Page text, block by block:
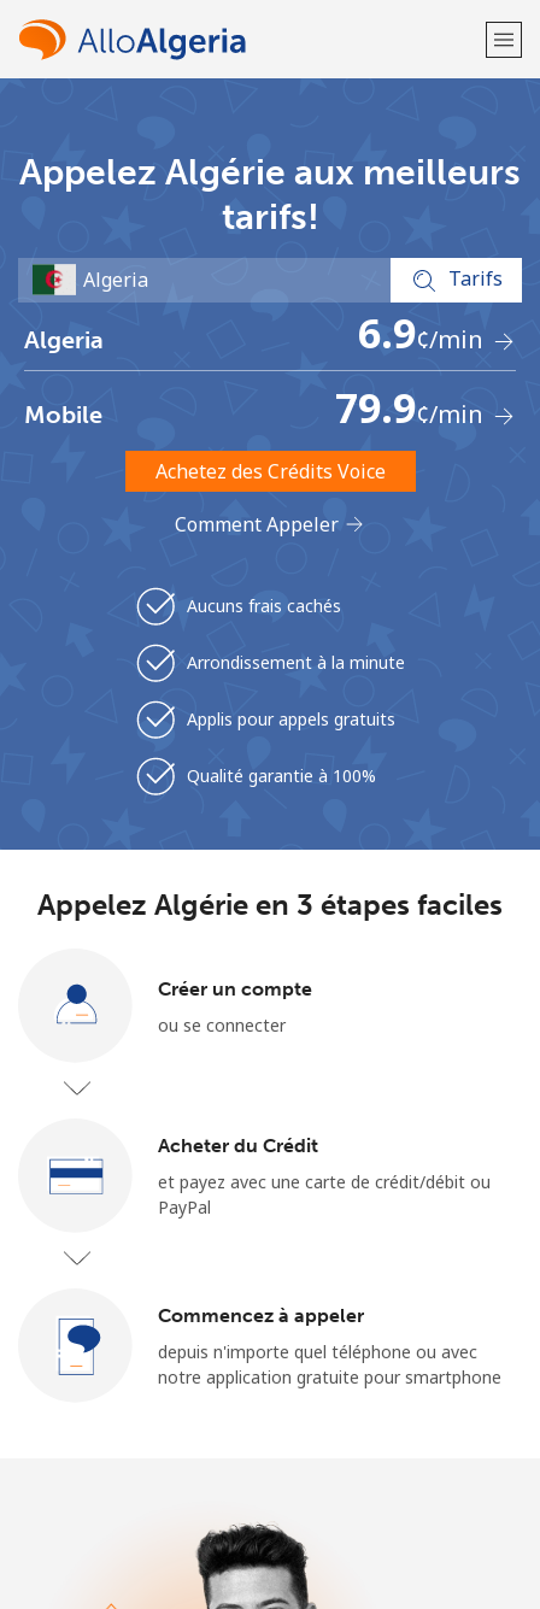
Vous avez déjà un compte? Connectez-vous →
S'enregistrer avec
Aucun mot de passe créé
8 caractères minimum
Une lettre majuscule et une lettre minuscule
Un caractère spécial
Restez en contact pour obtenir nos meilleures offres.
Conditions générales.
Bonjour!
Identifiez-vous ouINSCRIVEZ-VOUS →
Appelez Algérie aux meilleurs
tarifs!
Tarifs
Algeria 6.9¢/min
Mobile 79.9¢/min
Achetez des Crédits Voice
Comment Appeler
Aucuns frais cachés
Arrondissement à la minute
Applis pour appels gratuits
Qualité garantie à 100%
Appelez Algérie en 3 étapes faciles
Créer un compte
ou se connecter
Acheter du Crédit
et payez avec une carte de crédit/débit ou
PayPal
Commencez à appeler
depuis n'importe quel téléphone ou avec
notre application gratuite pour smartphone